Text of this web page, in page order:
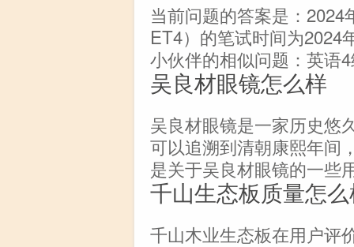
当前问题的答案是：
ET4）的笔试时间为2024
小伙伴的相似问题：英语
吴良材眼镜怎么样
吴良材眼镜是一家历史悠
可以追溯到清朝康熙年间
是关于吴良材眼镜的一些
千山生态板质量怎
千山木业生态板在用户评